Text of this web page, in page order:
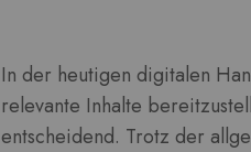
In der heutigen digitalen
relevante Inhalte
entscheidend. Trotz der